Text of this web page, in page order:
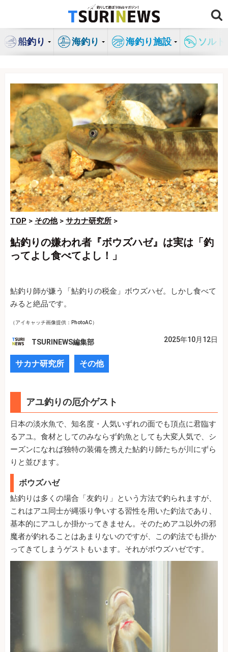
ン
船釣り 海釣り 海釣り施設 ソル
TOP > その他> サカナ研究所 >
鮎釣りの嫌われ者『ボウズハゼ』は実は「釣
ってよし食べてよし！」
鮎釣り師が嫌う「鮎釣りの税金」ボウズハゼ。しかし食べて
みると絶品です。
（アイキャッチ画像提供：PhotoAC）
TSURINEWS編集部 2025年10月12日
サカナ研究所 その他
アユ釣りの厄介ゲスト
日本の淡水魚で、知名度・人気いずれの面でも頂点に君臨す
るアユ。食材としてのみならず釣魚としても大変人気で、シ
ーズンになれば独特の装備を携えた鮎釣り師たちが川にずら
りと並びます。
ボウズハゼ
鮎釣りは多くの場合「友釣り」という方法で釣られますが、
これはアユ同士が縄張り争いする習性を用いた釣法であり、
基本的にアユしか掛かってきません。そのためアユ以外の邪
魔者が釣れることはあまりないのですが、この釣法でも掛か
ってきてしまうゲストもいます。それがボウズハゼです。